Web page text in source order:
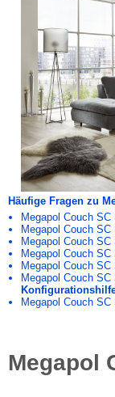
Häufige Fragen zu
Megapol Couch SC
Megapol Couch SC
Megapol Couch SC
Megapol Couch SC
Megapol Couch SC
Megapol Couch SC
Megapol Couch SC
Megapol